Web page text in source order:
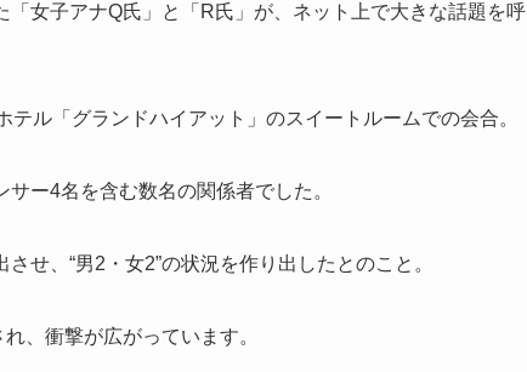
女子アナQ氏」と「R氏」が、ネット上で大きな話題を呼
ル「グランドハイアット」のスイートルームでの会合。
ー4名を含む数名の関係者でした。
せ、“男2・女2”の状況を作り出したとのこと。
、衝撃が広がっています。